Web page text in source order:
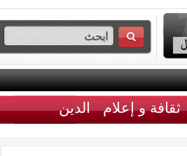
ثقافة و إعلام الدين